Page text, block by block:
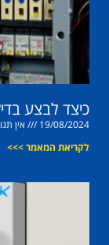
כיצד לבצע
19/08/2024
אין
לקריאת המאמר >>>